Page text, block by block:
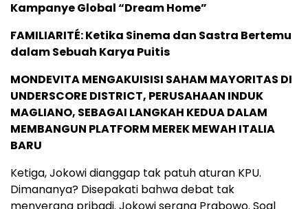
Kampanye Global “Dream Home”
FAMILIARITÉ: Ketika Sinema dan Sastra Bertemu
dalam Sebuah Karya Puitis
MONDEVITA MENGAKUISISI SAHAM MAYORITAS DI
UNDERSCORE DISTRICT, PERUSAHAAN INDUK
MAGLIANO, SEBAGAI LANGKAH KEDUA DALAM
MEMBANGUN PLATFORM MEREK MEWAH ITALIA
BARU
Ketiga, Jokowi dianggap tak patuh aturan KPU.
Dimananya? Disepakati bahwa debat tak